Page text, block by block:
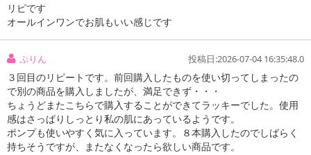
リピです
オールインワンでお肌もいい感じです
ぷりん 投稿日:2026-07-04 16:35:48.0
３回目のリピートです。前回購入したものを使い切ってしまったの
で別の商品を購入しましたが、満足できず・・・
ちょうどまたこちらで購入することができてラッキーでした。使用
感はさっぱりしっとり私の肌にあっているようです。
ポンプも使いやすく気に入っています。８本購入したのでしばらく
持ちそうですが、またなくなったら欲しい商品です。